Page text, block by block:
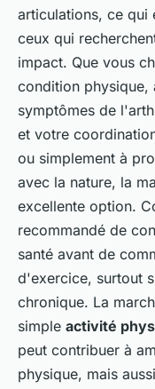
articulations, ce qui
ceux qui
impact. Que vous
condition physique,
symptômes de
et votre
ou simplement à
avec la nature, la
excellente option.
recommandé de
santé avant de
d'exercice, surtout
chronique. La
simple activité
peut contribuer à
physique, mais